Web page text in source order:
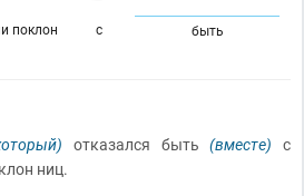
быть
с
поклон
отказался быть(вместе) с
ниц.